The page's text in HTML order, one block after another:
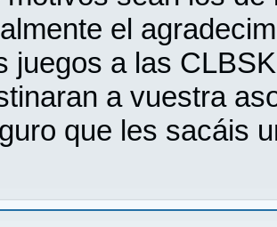
el
juegos a las
a vuestra
que les sacáis